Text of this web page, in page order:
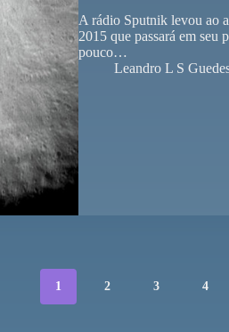
A rádio Sputnik levou ao
2015 que passará em seu
pouco…
Leandro L S
1 2 3 4